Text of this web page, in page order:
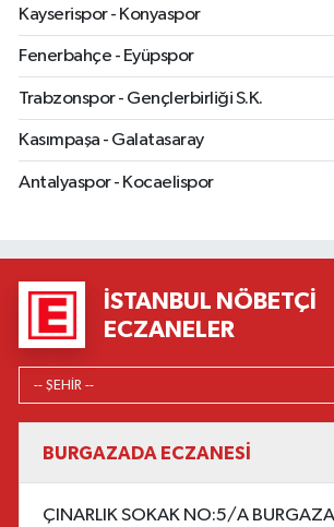
Kayserispor - Konyaspor
Fenerbahçe - Eyüpspor
Trabzonspor - Gençlerbirliği S.K.
Kasımpaşa - Galatasaray
Antalyaspor - Kocaelispor
İSTANBUL NÖBETÇI
ECZANELER
BURGAZADA ECZANESİ
ÇINARLIK SOKAK NO:5/A